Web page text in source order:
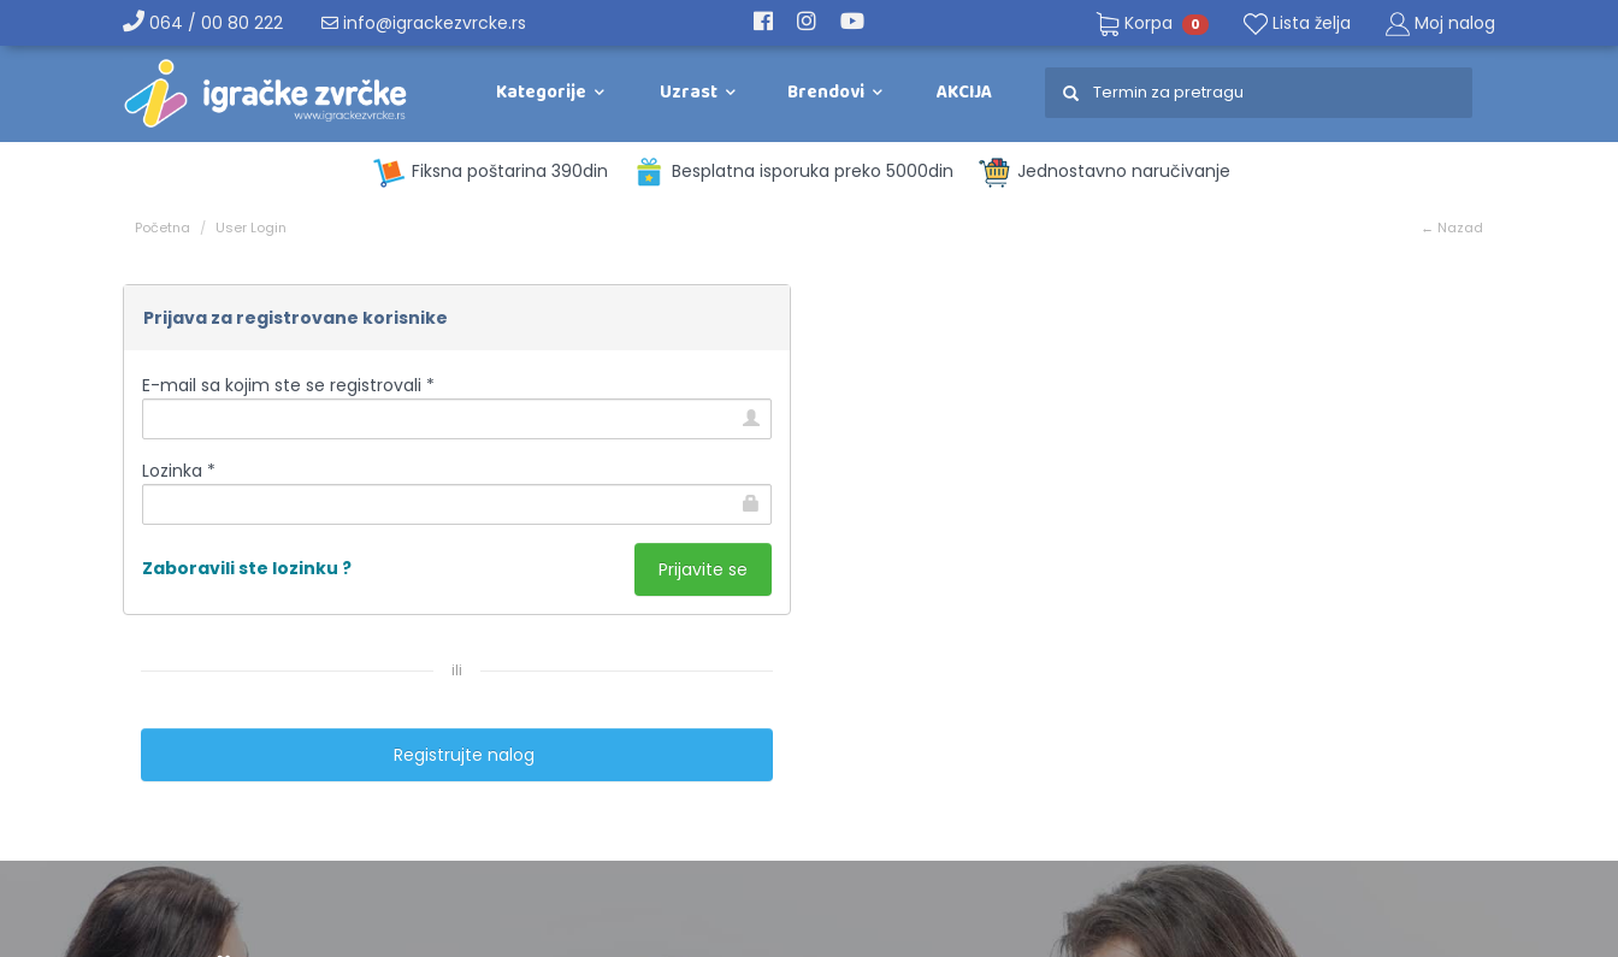
064 / 00 80 222 info@igrackezvrcke.rs Korpa 0 Lista želja Moj nalog
Kategorije Uzrast Brendovi AKCIJA
Fiksna poštarina 390din Besplatna isporuka preko 5000din Jednostavno naručivanje
Početna User Login ← Nazad
Prijava za registrovane korisnike
E-mail sa kojim ste se registrovali *
Lozinka *
Zaboravili ste lozinku ?
ili
Registrujte nalog